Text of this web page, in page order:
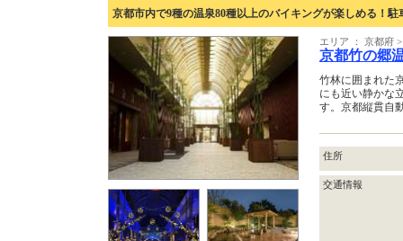
京都市内で9種の温泉80種以上のバイキングが楽しめる！駐
エリア ： 京都府
京都竹の郷
竹林に囲まれた
にも近い静かな
す。京都縦貫自
住所
交通情報